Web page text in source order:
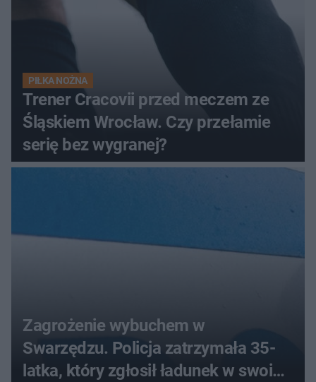
PIŁKA NOŻNA
Trener Cracovii przed meczem ze
Śląskiem Wrocław. Czy przełamie
serię bez wygranej?
Zagrożenie wybuchem w
Swarzędzu. Policja zatrzymała 35-
latka, który zgłosił ładunek w swoim